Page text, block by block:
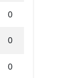
0
0
0